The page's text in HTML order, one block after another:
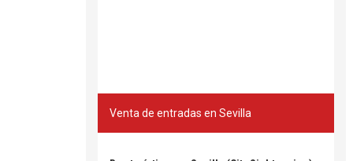
Venta de entradas en Sevilla